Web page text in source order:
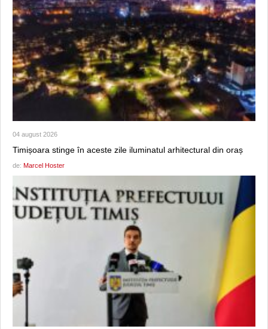
04 august 2026
Timișoara stinge în aceste zile iluminatul arhitectural din oraș
de: Marcel Hoster